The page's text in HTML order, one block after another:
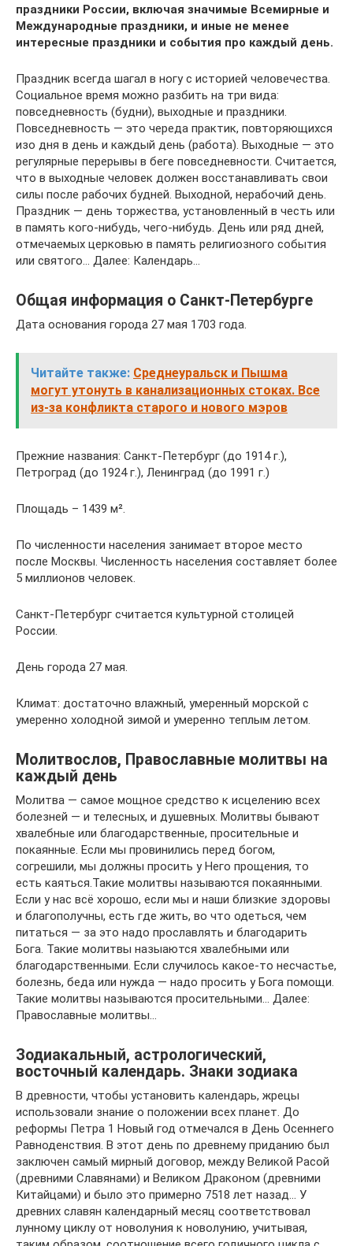
праздники России, включая значимые Всемирные и
Международные праздники, и иные не менее
интересные праздники и события про каждый день.
Праздник всегда шагал в ногу с историей человечества.
Социальное время можно разбить на три вида:
повседневность (будни), выходные и праздники.
Повседневность — это череда практик, повторяющихся
изо дня в день и каждый день (работа). Выходные — это
регулярные перерывы в беге повседневности. Считается,
что в выходные человек должен восстанавливать свои
силы после рабочих будней. Выходной, нерабочий день.
Праздник — день торжества, установленный в честь или
в память кого-нибудь, чего-нибудь. День или ряд дней,
отмечаемых церковью в память религиозного события
или святого… Далее: Календарь…
Общая информация о Санкт-Петербурге
Дата основания города 27 мая 1703 года.
Читайте также: Среднеуральск и Пышма
могут утонуть в канализационных стоках. Все
из-за конфликта старого и нового мэров
Прежние названия: Санкт-Петербург (до 1914 г.),
Петроград (до 1924 г.), Ленинград (до 1991 г.)
Площадь – 1439 м².
По численности населения занимает второе место
после Москвы. Численность населения составляет более
5 миллионов человек.
Санкт-Петербург считается культурной столицей
России.
День города 27 мая.
Климат: достаточно влажный, умеренный морской с
умеренно холодной зимой и умеренно теплым летом.
Молитвослов, Православные молитвы на
каждый день
Молитва — самое мощное средство к исцелению всех
болезней — и телесных, и душевных. Молитвы бывают
хвалебные или благодарственные, просительные и
покаянные. Если мы провинились перед богом,
согрешили, мы должны просить у Него прощения, то
есть каяться.Такие молитвы называются покаянными.
Если у нас всё хорошо, если мы и наши близкие здоровы
и благополучны, есть где жить, во что одеться, чем
питаться — за это надо прославлять и благодарить
Бога. Такие молитвы назыаются хвалебными или
благодарственными. Если случилось какое-то несчастье,
болезнь, беда или нужда — надо просить у Бога помощи.
Такие молитвы называются просительными… Далее:
Православные молитвы…
Зодиакальный, астрологический,
восточный календарь. Знаки зодиака
В древности, чтобы установить календарь, жрецы
использовали знание о положении всех планет. До
реформы Петра 1 Новый год отмечался в День Осеннего
Равноденствия. В этот день по древнему приданию был
заключен самый мирный договор, между Великой Расой
(древними Славянами) и Великом Драконом (древними
Китайцами) и было это примерно 7518 лет назад… У
древних славян календарный месяц соответствовал
лунному циклу от новолуния к новолунию, учитывая,